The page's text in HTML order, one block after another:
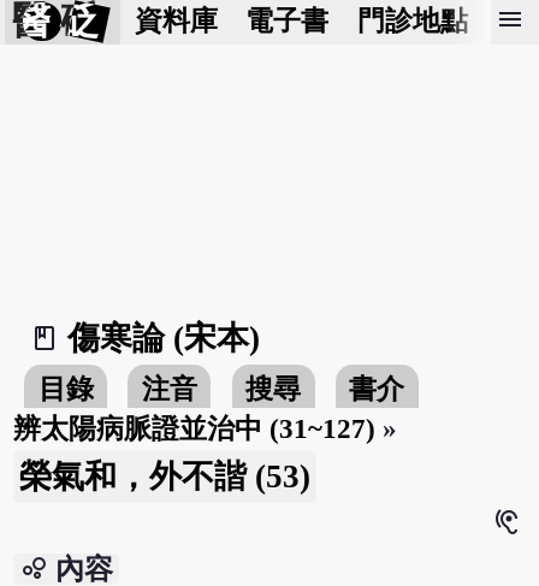
醫 砭 資料庫 電子書 門診地點 預
menu
book_2
傷寒論 (宋本)
目錄 注音 搜尋
書介
辨太陽病脈證並治中 (31~127) »
榮氣和，外不諧 (53)
hearing
bubble_chart 內容